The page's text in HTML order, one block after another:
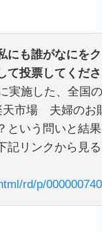
にも誰がなにを
て投票してくだ
実施した、全国
天市場 夫婦のお
という問いと結
記リンクから見
rd/p/